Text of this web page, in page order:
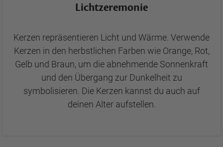
Lichtzeremonie
Kerzen repräsentieren Licht und Wärme. Verwende
Kerzen in den herbstlichen Farben wie Orange, Rot,
Gelb und Braun, um die abnehmende Sonnenkraft
und den Übergang zur Dunkelheit zu
symbolisieren. Die Kerzen kannst du auch auf
deinen Alter aufstellen.